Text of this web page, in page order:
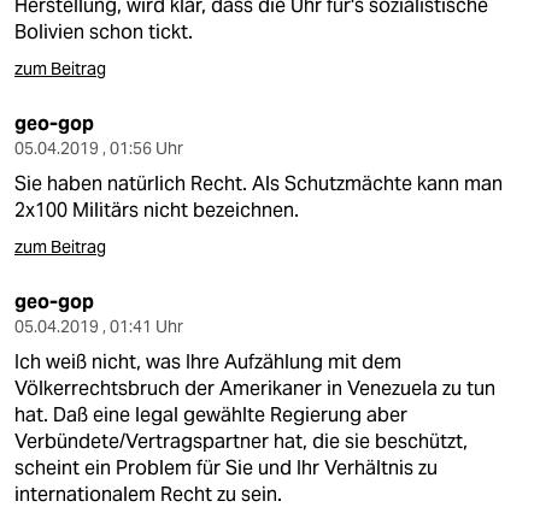
Herstellung, wird klar, dass die Uhr für's sozialistische
Bolivien schon tickt.
zum Beitrag
geo-gop
05.04.2019 , 01:56 Uhr
Sie haben natürlich Recht. Als Schutzmächte kann man
2x100 Militärs nicht bezeichnen.
zum Beitrag
geo-gop
05.04.2019 , 01:41 Uhr
Ich weiß nicht, was Ihre Aufzählung mit dem
Völkerrechtsbruch der Amerikaner in Venezuela zu tun
hat. Daß eine legal gewählte Regierung aber
Verbündete/Vertragspartner hat, die sie beschützt,
scheint ein Problem für Sie und Ihr Verhältnis zu
internationalem Recht zu sein.